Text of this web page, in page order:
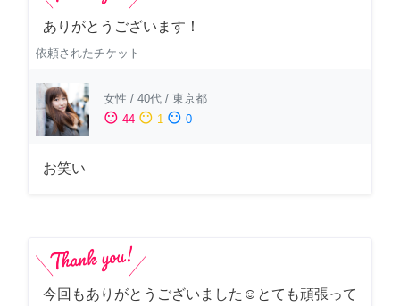
ありがとうございます！
依頼されたチケット
女性 / 40代 / 東京都
sentiment_satisfied 44 sentiment_neutral 1 sentiment_dissatisfied 0
お笑い
今回もありがとうございました☺️とても頑張って